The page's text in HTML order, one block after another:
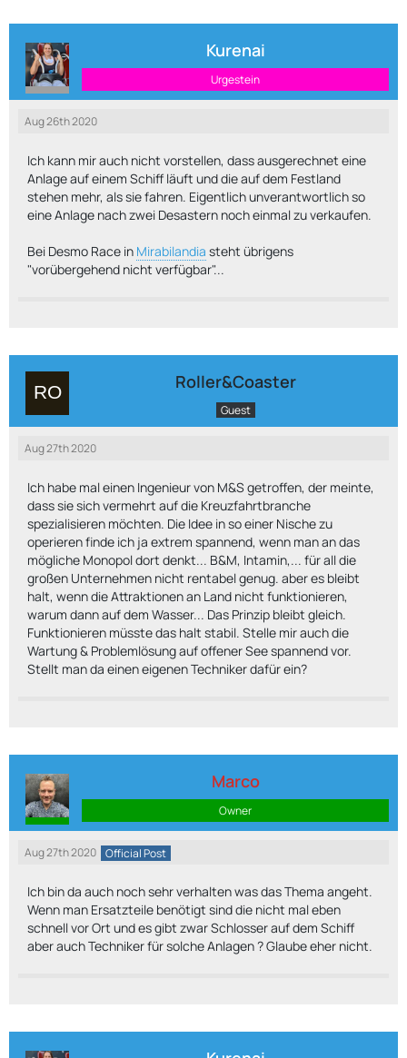
Kurenai
Urgestein
Aug 26th 2020
Ich kann mir auch nicht vorstellen, dass ausgerechnet eine
Anlage auf einem Schiff läuft und die auf dem Festland
stehen mehr, als sie fahren. Eigentlich unverantwortlich so
eine Anlage nach zwei Desastern noch einmal zu verkaufen.
Bei Desmo Race in Mirabilandia steht übrigens
"vorübergehend nicht verfügbar"...
Roller&Coaster
Guest
Aug 27th 2020
Ich habe mal einen Ingenieur von M&S getroffen, der meinte,
dass sie sich vermehrt auf die Kreuzfahrtbranche
spezialisieren möchten. Die Idee in so einer Nische zu
operieren finde ich ja extrem spannend, wenn man an das
mögliche Monopol dort denkt... B&M, Intamin,... für all die
großen Unternehmen nicht rentabel genug. aber es bleibt
halt, wenn die Attraktionen an Land nicht funktionieren,
warum dann auf dem Wasser... Das Prinzip bleibt gleich.
Funktionieren müsste das halt stabil. Stelle mir auch die
Wartung & Problemlösung auf offener See spannend vor.
Stellt man da einen eigenen Techniker dafür ein?
Marco
Owner
Aug 27th 2020 Official Post
Ich bin da auch noch sehr verhalten was das Thema angeht.
Wenn man Ersatzteile benötigt sind die nicht mal eben
schnell vor Ort und es gibt zwar Schlosser auf dem Schiff
aber auch Techniker für solche Anlagen ? Glaube eher nicht.